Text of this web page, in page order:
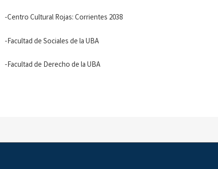
-Centro Cultural Rojas: Corrientes 2038
-Facultad de Sociales de la UBA
-Facultad de Derecho de la UBA